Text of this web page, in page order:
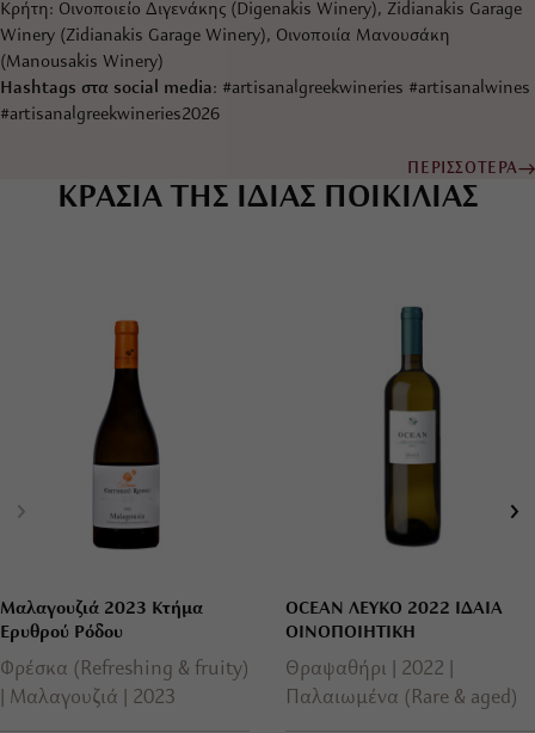
Κρήτη: Οινοποιείο Διγενάκης (Digenakis Winery), Zidianakis Garage
Winery (Zidianakis Garage Winery), Οινοποιία Μανουσάκη
(Manousakis Winery)
Hashtags στα social media: #artisanalgreekwineries #artisanalwines
#artisanalgreekwineries2026
ΠΕΡΙΣΣΟΤΕΡΑ
ΚΡΑΣΙΑ ΤΗΣ ΙΔΙΑΣ ΠΟΙΚΙΛΙΑΣ
Μαλαγουζιά 2023 Κτήμα
Ερυθρού Ρόδου
Φρέσκα (Refreshing & fruity)
Μαλαγουζιά
2023
OCEAN ΛΕΥΚΟ 2022 ΙΔΑΙΑ
ΟΙΝΟΠΟΙΗΤΙΚΗ
Θραψαθήρι
2022
Παλαιωμένα (Rare & aged)